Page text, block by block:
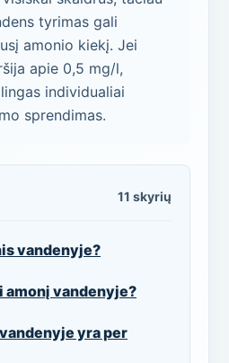
tyrimas gali
amonio kiekį. Jei
apie 0,5 mg/l,
individualiai
sprendimas.
11 skyrių
vandenyje?
amonį vandenyje?
yra per